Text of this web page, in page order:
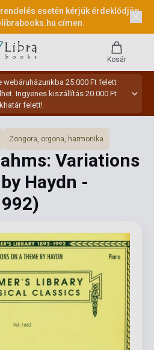
esetén kérjük érdeklődjön
címen.
25.000 Ft felett
Ingyenes kiszállítás 20.000 Ft
felett!
Kosár
Zongora, orgona, harmonika
Variations
Haydn -